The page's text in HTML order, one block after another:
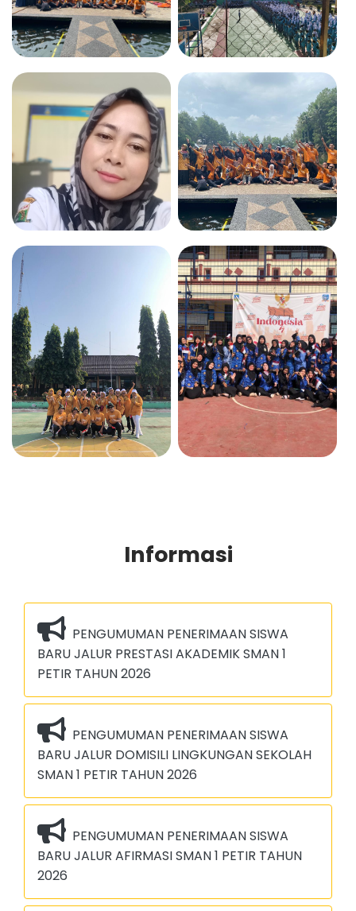
Informasi
PENGUMUMAN PENERIMAAN SISWA
BARU JALUR PRESTASI AKADEMIK SMAN 1
PETIR TAHUN 2026
PENGUMUMAN PENERIMAAN SISWA
BARU JALUR DOMISILI LINGKUNGAN SEKOLAH
SMAN 1 PETIR TAHUN 2026
PENGUMUMAN PENERIMAAN SISWA
BARU JALUR AFIRMASI SMAN 1 PETIR TAHUN
2026